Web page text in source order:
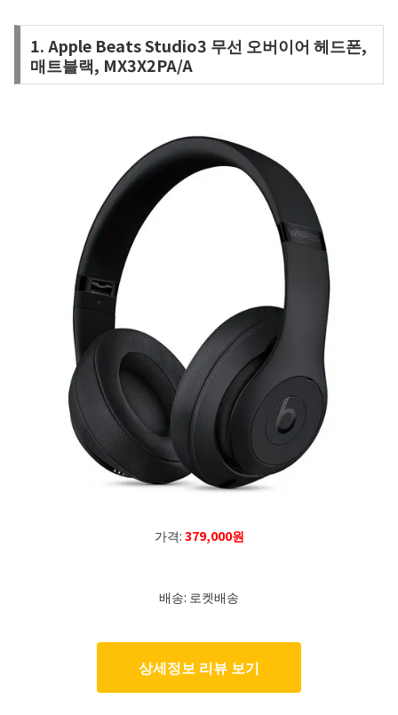
1. Apple Beats Studio3 무선 오버이어 헤드폰,
매트블랙, MX3X2PA/A
가격:379,000원
배송: 로켓배송
상세정보 리뷰 보기